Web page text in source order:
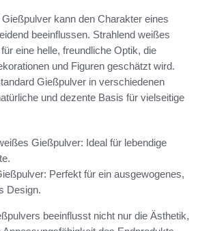
kann den Charakter eines
beeinflussen. Strahlend weißes
eine helle, freundliche Optik, die
und Figuren geschätzt wird.
Gießpulver in verschiedenen
und dezente Basis für vielseitige
Gießpulver: Ideal für lebendige
Perfekt für ein ausgewogenes,
Design.
beeinflusst nicht nur die Ästhetik,